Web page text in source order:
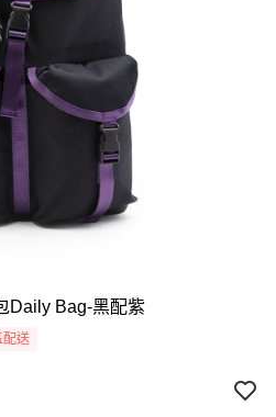
Daily Bag-黑配紫
配送